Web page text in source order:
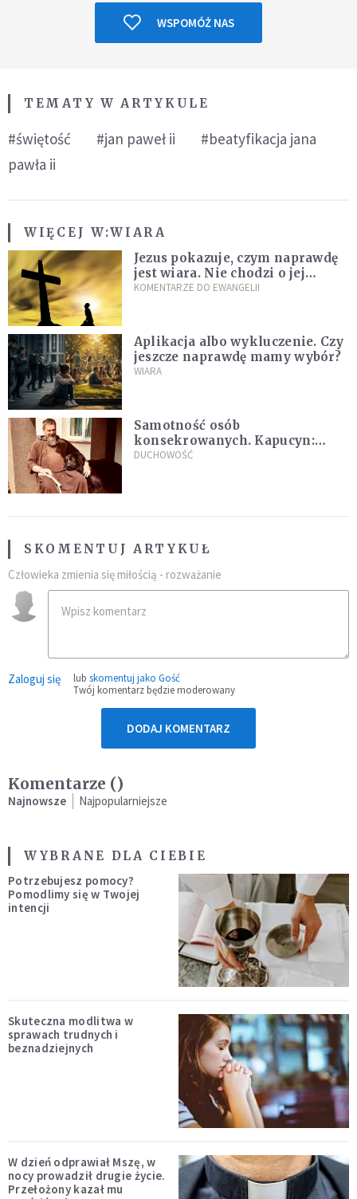
WSPOMÓŻ NAS
TEMATY W ARTYKULE
#świętość #jan paweł ii
#beatyfikacja jana
pawła ii
WIĘCEJ W:WIARA
Jezus pokazuje, czym naprawdę
jest wiara. Nie chodzi o jej
wielkość
KOMENTARZE DO EWANGELII
Aplikacja albo wykluczenie. Czy
jeszcze naprawdę mamy wybór?
WIARA
Samotność osób
konsekrowanych. Kapucyn:
Życie w pojedynkę rzadko jest
DUCHOWOŚĆ
SKOMENTUJ ARTYKUŁ
Człowieka zmienia się miłością - rozważanie
Zaloguj się lub skomentuj jako Gość
Twój komentarz będzie moderowany
DODAJ KOMENTARZ
Komentarze ()
Najnowsze Najpopularniejsze
WYBRANE DLA CIEBIE
Potrzebujesz pomocy?
Pomodlimy się w Twojej
intencji
Skuteczna modlitwa w
sprawach trudnych i
beznadziejnych
W dzień odprawiał Mszę, w
nocy prowadził drugie życie.
Przełożony kazał mu